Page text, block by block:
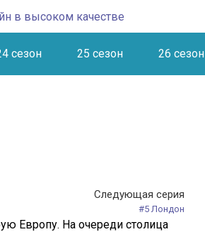
сезон 25 сезон 26 сезон
Следующая серия
#5 Лондон
Европу. На очереди столица